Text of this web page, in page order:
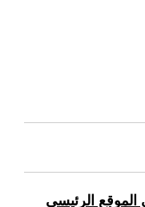
الرئيسي